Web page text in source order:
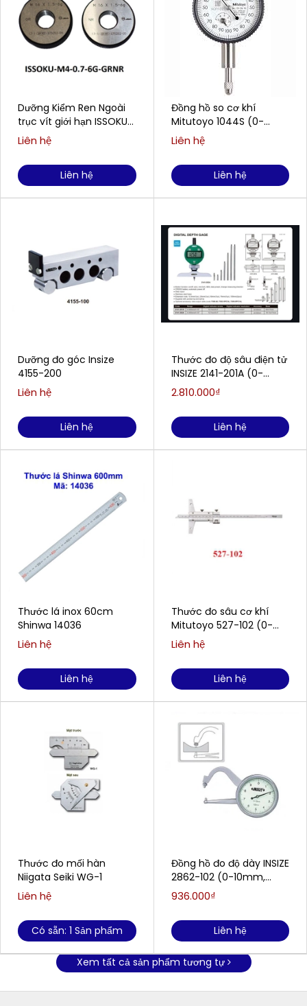
Dưỡng Kiểm Ren Ngoài
trục vít giới hạn ISSOKU
M4-0.7-6G-GRNR
Liên hệ
Liên hệ
Dưỡng đo góc Insize
4155-200
Liên hệ
Liên hệ
Thước lá inox 60cm
Shinwa 14036
Liên hệ
Liên hệ
Thước đo mối hàn
Niigata Seiki WG-1
Liên hệ
Có sẵn: 1 Sản phẩm
Đồng hồ so cơ khí
Mitutoyo 1044S (0-
5mm/0.01mm)
Liên hệ
Liên hệ
Thước đo độ sâu điện tử
INSIZE 2141-201A (0-
300mm/0-12)
2.810.000₫
Liên hệ
Thước đo sâu cơ khí
Mitutoyo 527-102 (0-
200mm / 0.02mm)
Liên hệ
Liên hệ
Đồng hồ đo độ dày INSIZE
2862-102 (0-10mm,
0.05mm)
936.000₫
Liên hệ
Xem tất cả sản phẩm tương tự